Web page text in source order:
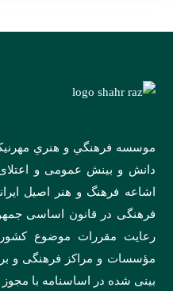
موسسه فرهنگي و هنري
دانش و بينش عمومی و
اشاعه فرهنگ و هنر اصيل
فرهنگی در قانون اساسی
رعايت مقررات موضوع
مؤسسات و مراکز فرهنگی و
بينی شده در اساسنامه با